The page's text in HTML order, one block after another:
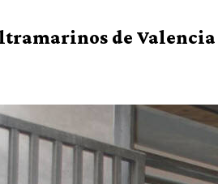
de Valencia